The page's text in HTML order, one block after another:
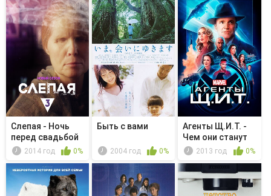
Слепая - Ночь
перед свадьбой
2014 год 0%
Быть с вами
2004 год 0%
Агенты Щ.И.Т. -
Чем они станут
2013 год 0%